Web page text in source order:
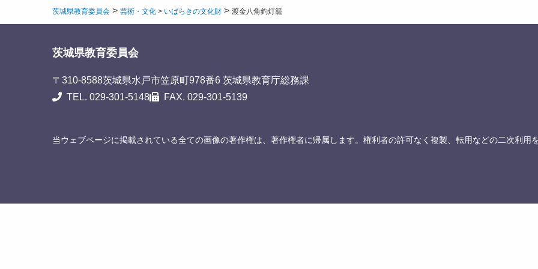
茨城県教育委員会 > 芸術・文化 > いばらきの文化財 > 渡金八角釣灯籠
茨城県教育委員会
〒310-8588茨城県水戸市笠原町978番6 茨城県教育庁総務課
TEL. 029-301-5148
FAX. 029-301-5139
当ウェブページに掲載されている全ての画像の著作権は、著作権者に帰属します。権利者の許可なく複製、転用などの二次利用